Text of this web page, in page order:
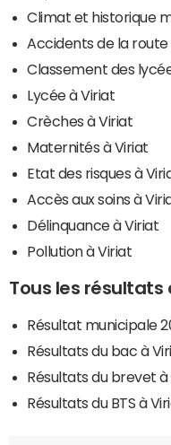
Climat et historique
Accidents de la route
Classement des
Lycée à Viriat
Crèches à Viriat
Maternités à Viriat
Etat des risques à
Accès aux soins à
Délinquance à Viriat
Pollution à Viriat
Tous les résultats
Résultat municipale
Résultats du bac à
Résultats du brevet à
Résultats du BTS à